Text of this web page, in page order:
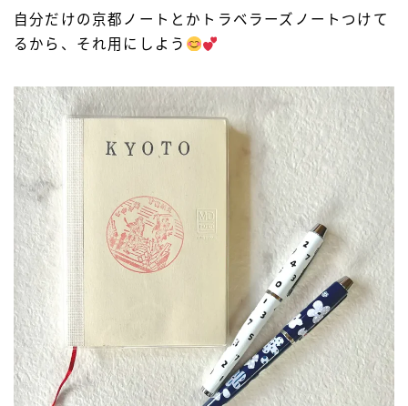
自分だけの京都ノートとかトラベラーズノートつけて
るから、それ用にしよう